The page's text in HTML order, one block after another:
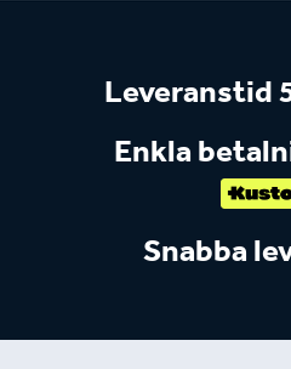
Leveranstid
Enkla
Snabba